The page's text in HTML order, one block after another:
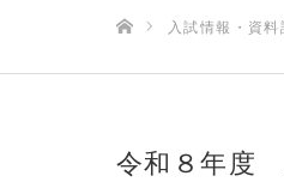
入試情報・資料
令和８年度